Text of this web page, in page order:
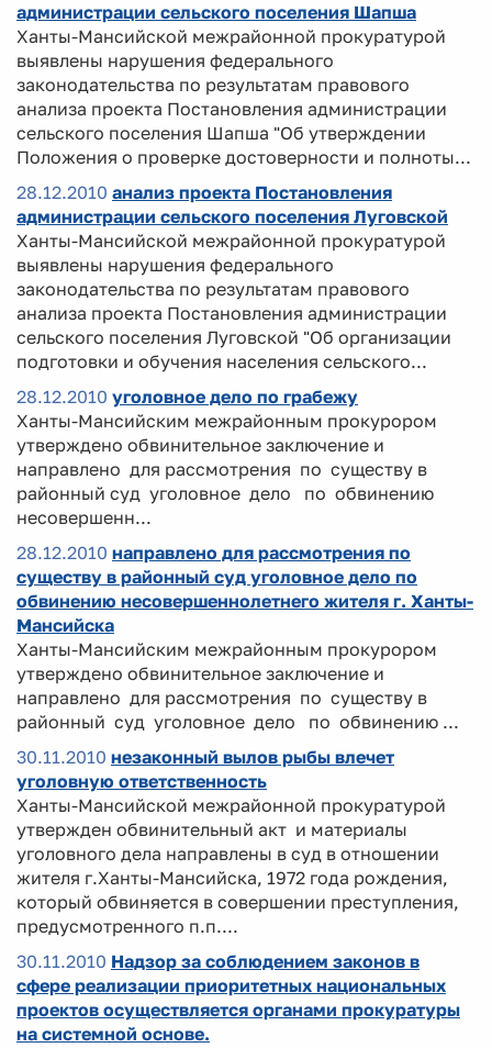
администрации сельского поселения Шапша
Ханты-Мансийской межрайонной прокуратурой
выявлены нарушения федерального
законодательства по результатам правового
анализа проекта Постановления администрации
сельского поселения Шапша "Об утверждении
Положения о проверке достоверности и полноты...
28.12.2010 анализ проекта Постановления
администрации сельского поселения Луговской
Ханты-Мансийской межрайонной прокуратурой
выявлены нарушения федерального
законодательства по результатам правового
анализа проекта Постановления администрации
сельского поселения Луговской "Об организации
подготовки и обучения населения сельского...
28.12.2010 уголовное дело по грабежу
Ханты-Мансийским межрайонным прокурором
утверждено обвинительное заключение и
направлено для рассмотрения по существу в
районный суд уголовное дело по обвинению
несовершенн...
28.12.2010 направлено для рассмотрения по
существу в районный суд уголовное дело по
обвинению несовершеннолетнего жителя г. Ханты-
Мансийска
Ханты-Мансийским межрайонным прокурором
утверждено обвинительное заключение и
направлено для рассмотрения по существу в
районный суд уголовное дело по обвинению ...
30.11.2010 незаконный вылов рыбы влечет
уголовную ответственность
Ханты-Мансийской межрайонной прокуратурой
утвержден обвинительный акт и материалы
уголовного дела направлены в суд в отношении
жителя г.Ханты-Мансийска, 1972 года рождения,
который обвиняется в совершении преступления,
предусмотренного п.п....
30.11.2010 Надзор за соблюдением законов в
сфере реализации приоритетных национальных
проектов осуществляется органами прокуратуры
на системной основе.